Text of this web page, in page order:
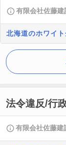
有限会社佐藤建
北海道のホワイ
法令違反/行
有限会社佐藤建